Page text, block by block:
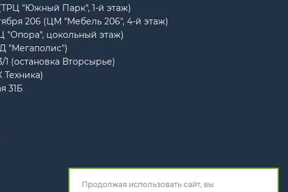
"Южный Парк", 1-й этаж)
206 (ЦМ "Мебель 206", 4-й этаж)
"Опора", цокольный этаж)
"Мегаполис")
(остановка Вторсырье)
Техника)
31Б
Продолжая использовать сайт, вы